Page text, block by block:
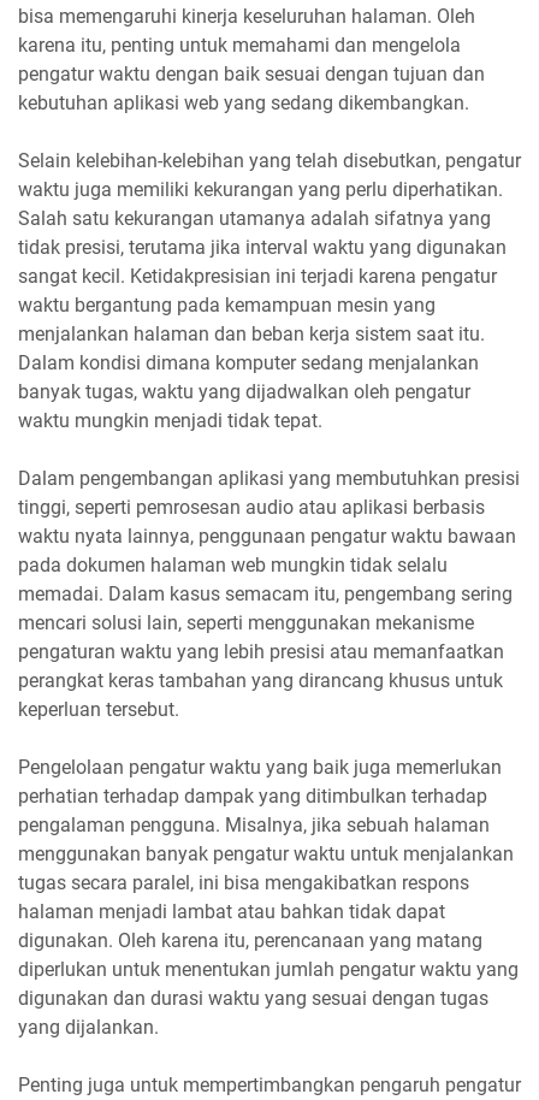
bisa memengaruhi kinerja keseluruhan halaman. Oleh
karena itu, penting untuk memahami dan mengelola
pengatur waktu dengan baik sesuai dengan tujuan dan
kebutuhan aplikasi web yang sedang dikembangkan.
Selain kelebihan-kelebihan yang telah disebutkan, pengatur
waktu juga memiliki kekurangan yang perlu diperhatikan.
Salah satu kekurangan utamanya adalah sifatnya yang
tidak presisi, terutama jika interval waktu yang digunakan
sangat kecil. Ketidakpresisian ini terjadi karena pengatur
waktu bergantung pada kemampuan mesin yang
menjalankan halaman dan beban kerja sistem saat itu.
Dalam kondisi dimana komputer sedang menjalankan
banyak tugas, waktu yang dijadwalkan oleh pengatur
waktu mungkin menjadi tidak tepat.
Dalam pengembangan aplikasi yang membutuhkan presisi
tinggi, seperti pemrosesan audio atau aplikasi berbasis
waktu nyata lainnya, penggunaan pengatur waktu bawaan
pada dokumen halaman web mungkin tidak selalu
memadai. Dalam kasus semacam itu, pengembang sering
mencari solusi lain, seperti menggunakan mekanisme
pengaturan waktu yang lebih presisi atau memanfaatkan
perangkat keras tambahan yang dirancang khusus untuk
keperluan tersebut.
Pengelolaan pengatur waktu yang baik juga memerlukan
perhatian terhadap dampak yang ditimbulkan terhadap
pengalaman pengguna. Misalnya, jika sebuah halaman
menggunakan banyak pengatur waktu untuk menjalankan
tugas secara paralel, ini bisa mengakibatkan respons
halaman menjadi lambat atau bahkan tidak dapat
digunakan. Oleh karena itu, perencanaan yang matang
diperlukan untuk menentukan jumlah pengatur waktu yang
digunakan dan durasi waktu yang sesuai dengan tugas
yang dijalankan.
Penting juga untuk mempertimbangkan pengaruh pengatur